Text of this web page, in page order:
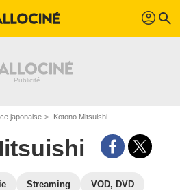
profil search
japonaise Kotono Mitsuishi
Streaming VOD, DVD